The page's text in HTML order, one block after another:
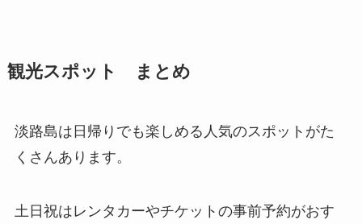
観光スポット まとめ
淡路島は日帰りでも楽しめる人気のスポットがた
くさんあります。
土日祝はレンタカーやチケットの事前予約がおす